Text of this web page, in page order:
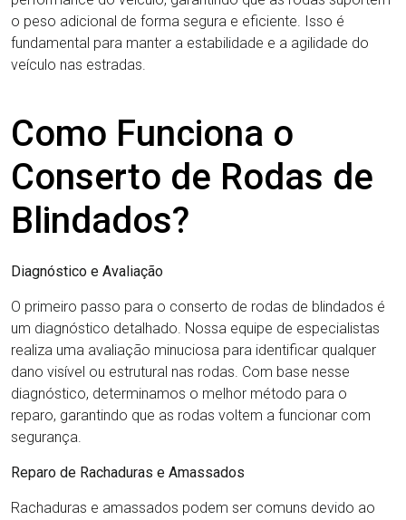
o peso adicional de forma segura e eficiente. Isso é
fundamental para manter a estabilidade e a agilidade do
veículo nas estradas.
Como Funciona o
Conserto de Rodas de
Blindados?
Diagnóstico e Avaliação
O primeiro passo para o conserto de rodas de blindados é
um diagnóstico detalhado. Nossa equipe de especialistas
realiza uma avaliação minuciosa para identificar qualquer
dano visível ou estrutural nas rodas. Com base nesse
diagnóstico, determinamos o melhor método para o
reparo, garantindo que as rodas voltem a funcionar com
segurança.
Reparo de Rachaduras e Amassados
Rachaduras e amassados podem ser comuns devido ao